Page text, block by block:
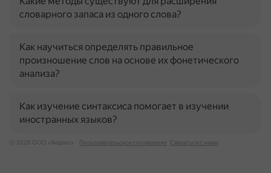
словарного запаса из одного слова?
Как научиться определять правильное
произношение слов на основе их фонетического
анализа?
Как изучение синтаксиса помогает в изучении
иностранных языков?
© 2026 ООО «Яндекс» Пользовательское соглашение Связаться с нами